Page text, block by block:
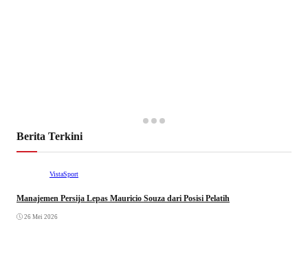
Berita Terkini
VistaSport
Manajemen Persija Lepas Mauricio Souza dari Posisi Pelatih
26 Mei 2026